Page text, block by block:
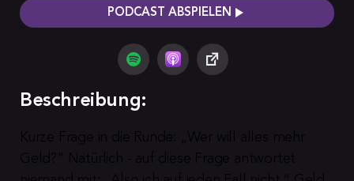
PODCAST ABSPIELEN
Beschreibung: